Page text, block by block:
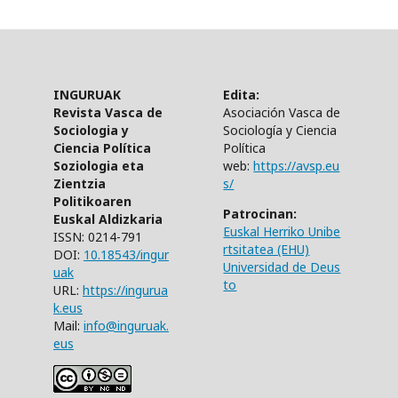
INGURUAK
Revista Vasca de
Sociologia y
Ciencia Política
Soziologia eta
Zientzia
Politikoaren
Euskal Aldizkaria
ISSN: 0214-791
DOI: 10.18543/ingur
uak
URL: https://ingurua
k.eus
Mail: info@inguruak.
eus
Edita:
Asociación Vasca de
Sociología y Ciencia
Política
web:https://avsp.eu
s/
Patrocinan:
Euskal Herriko Unibe
rtsitatea (EHU)
Universidad de Deus
to